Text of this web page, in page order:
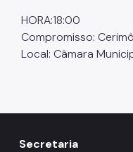
HORA:18:00
Compromisso:
Local: Câmara
Secretaria